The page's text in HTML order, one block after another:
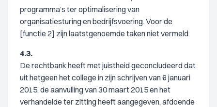
programma’s ter optimalisering van
organisatiesturing en bedrijfsvoering. Voor de
[functie 2] zijn laatstgenoemde taken niet vermeld.
4.3.
De rechtbank heeft met juistheid geconcludeerd dat
uit hetgeen het college in zijn schrijven van 6 januari
2015, de aanvulling van 30 maart 2015 en het
verhandelde ter zitting heeft aangegeven, afdoende